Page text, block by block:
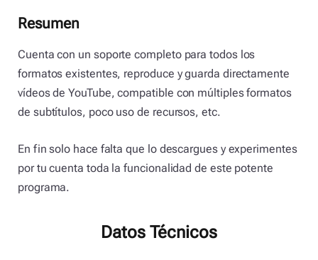
Resumen
Cuenta con un soporte completo para todos los
formatos existentes, reproduce y guarda directamente
vídeos de YouTube, compatible con múltiples formatos
de subtítulos, poco uso de recursos, etc.
En fin solo hace falta que lo descargues y experimentes
por tu cuenta toda la funcionalidad de este potente
programa.
Datos Técnicos